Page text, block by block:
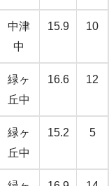
中津
中
15.9 10
緑ヶ
丘中
16.6 12
緑ヶ
丘中
15.2 5